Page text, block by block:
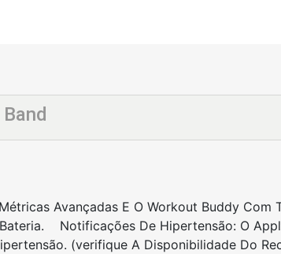
Avançadas E O Workout Buddy
Notificações De Hipertensão: O
(verifique A Disponibilidade Do